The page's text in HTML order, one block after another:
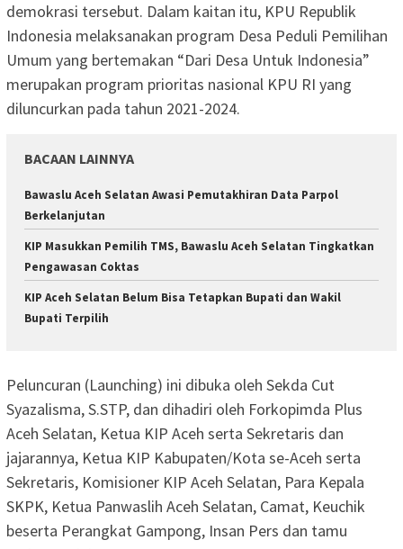
demokrasi tersebut. Dalam kaitan itu, KPU Republik
Indonesia melaksanakan program Desa Peduli Pemilihan
Umum yang bertemakan “Dari Desa Untuk Indonesia”
merupakan program prioritas nasional KPU RI yang
diluncurkan pada tahun 2021-2024.
BACAAN LAINNYA
Bawaslu Aceh Selatan Awasi Pemutakhiran Data Parpol
Berkelanjutan
KIP Masukkan Pemilih TMS, Bawaslu Aceh Selatan Tingkatkan
Pengawasan Coktas
KIP Aceh Selatan Belum Bisa Tetapkan Bupati dan Wakil
Bupati Terpilih
Peluncuran (Launching) ini dibuka oleh Sekda Cut
Syazalisma, S.STP, dan dihadiri oleh Forkopimda Plus
Aceh Selatan, Ketua KIP Aceh serta Sekretaris dan
jajarannya, Ketua KIP Kabupaten/Kota se-Aceh serta
Sekretaris, Komisioner KIP Aceh Selatan, Para Kepala
SKPK, Ketua Panwaslih Aceh Selatan, Camat, Keuchik
beserta Perangkat Gampong, Insan Pers dan tamu